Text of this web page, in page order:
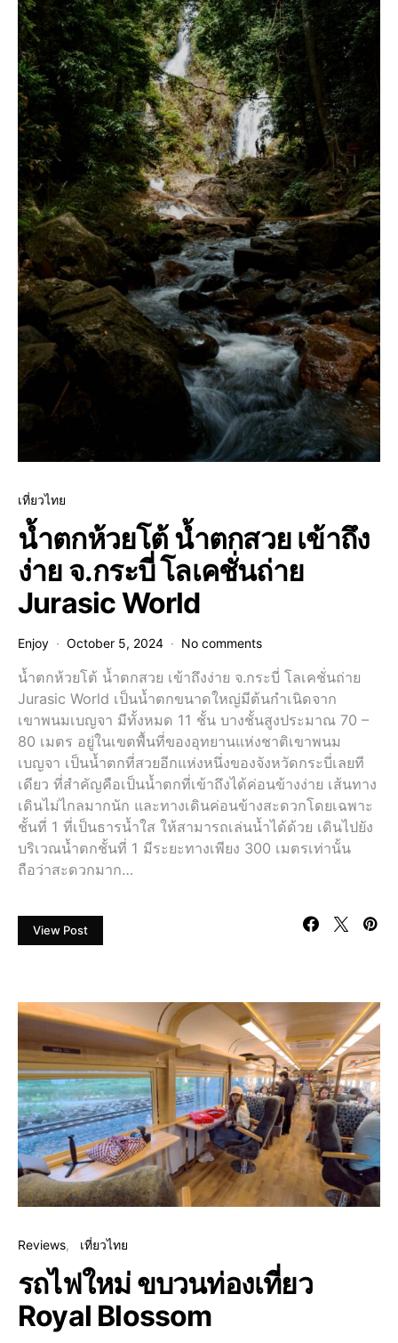
เที่ยวไทย
น้ำตกห้วยโต้ น้ำตกสวย เข้าถึง
ง่าย จ.กระบี่ โลเคชั่นถ่าย
Jurasic World
Enjoy October 5, 2024 No comments
น้ำตกห้วยโต้ น้ำตกสวย เข้าถึงง่าย จ.กระบี่ โลเคชั่นถ่าย
Jurasic World เป็น​น้ำ​ตก​ขนาดใหญ่มีต้นกำเนิดจาก
เขาพนมเบญจา มีทั้งหมด 11 ชั้น บางชั้นสูงประมาณ 70 –
80 เมตร อยู่ในเขตพื้นที่ของอุทยานแห่งชาติเขาพนม
เบญจา เป็นน้ำตกที่สวยอีกแห่งหนึ่งของจังหวัดกระบี่เลยที
เดียว ที่สำคัญคือเป็นน้ำตกที่เข้าถึงได้ค่อนข้างง่าย เส้นทาง
เดินไม่ไกลมากนัก และทางเดินค่อนข้างสะดวกโดยเฉพาะ
ชั้นที่ 1 ที่เป็นธารน้ำใส ให้สามารถเล่นน้ำได้ด้วย เดินไปยัง
บริเวณน้ำตกชั้นที่ 1 มีระยะทางเพียง​ 300 เมตรเท่านั้น
ถือว่าสะดวกมาก…
View Post
Reviews เที่ยวไทย
รถไฟใหม่ ขบวนท่องเที่ยว
Royal Blossom